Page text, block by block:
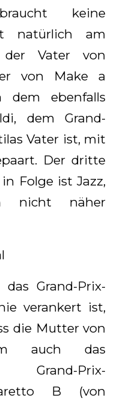
keine
natürlich am
der Vater von
von Make a
dem ebenfalls
dem Grand-
Vater ist, mit
Der dritte
Folge ist Jazz,
nicht näher
Grand-Prix-
verankert ist,
die Mutter von
auch das
Prix-
B (von